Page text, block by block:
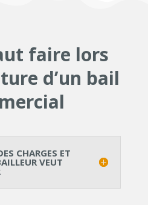
faire lors
d’un bail
CHARGES ET
VEUT